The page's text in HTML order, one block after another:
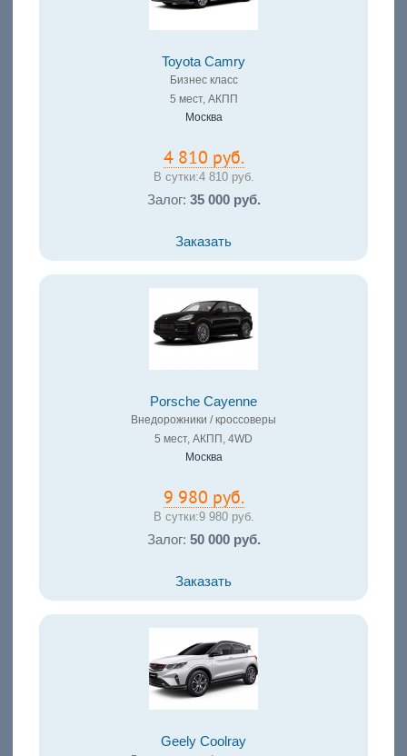
Toyota Camry
Бизнес класс
5 мест, АКПП
Москва
4 810 руб.
В сутки:4 810 руб.
Залог: 35 000 руб.
Заказать
Porsche Cayenne
Внедорожники / кроссоверы
5 мест, АКПП, 4WD
Москва
9 980 руб.
В сутки:9 980 руб.
Залог: 50 000 руб.
Заказать
Geely Coolray